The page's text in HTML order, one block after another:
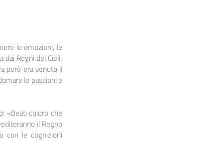
le emozioni, le
dai Regni dei Cieli;
però era venuto il
le passioni e
«Beati coloro che
il Regno
con le cognizioni